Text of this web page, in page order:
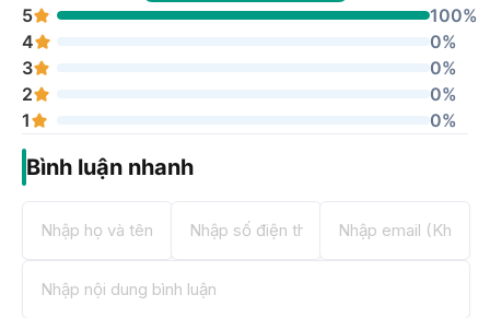
Bộ nhớ thống nhất 24GB và ổ lưu trữ SSD 512GB mang
Tích hợp hệ thống trí tuệ nhân tạo Apple Intelligence,
đem lại những cải tiến vượt trội, nâng cao trải nghiệm
Khả năng hỗ trợ màn hình linh hoạt, cho phép kết nối
năng kết nối tối ưu.
5
100%
4
0%
3
0%
2
0%
1
0%
Bình luận nhanh